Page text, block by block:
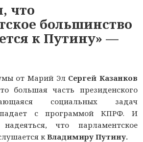
что
большинство
к Путину» —
от Марий Эл Сергей Казанков
большая часть президенского
социальных задач
с программой КПРФ. И
что парламентское
кВладимиру Путину.